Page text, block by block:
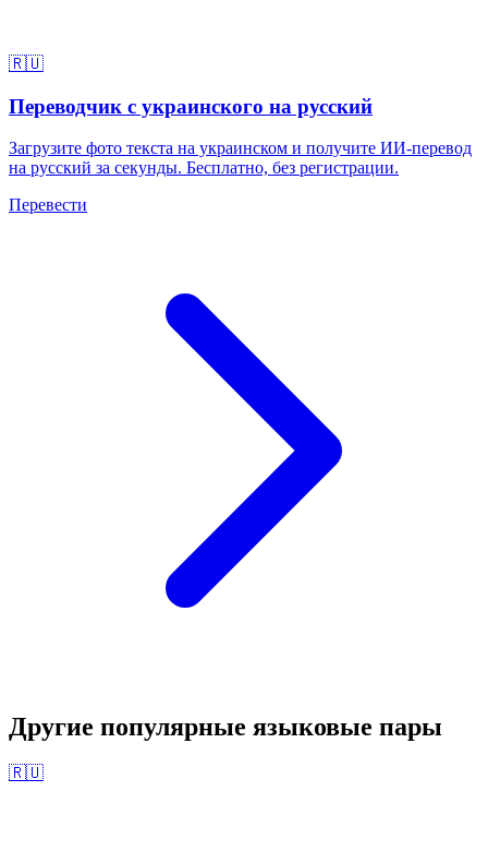
🇷🇺
Переводчик с украинского на русский
Загрузите фото текста на украинском и получите ИИ-перевод
на русский за секунды. Бесплатно, без регистрации.
Перевести
Другие популярные языковые пары
🇷🇺